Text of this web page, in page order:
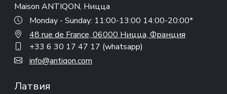
Maison ANTIQON, Ницца
Monday - Sunday: 11:00-13:00 14:00-20:00*
48 rue de France, 06000 Ницца, Франция
+33 6 30 17 47 17 (whatsapp)
info@antiqon.com
Латвия